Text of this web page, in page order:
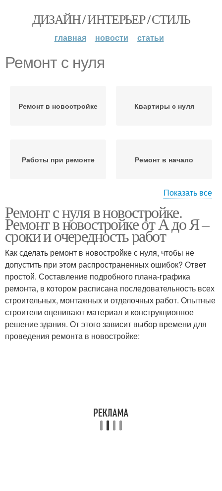
ДИЗАЙН / ИНТЕРЬЕР / СТИЛЬ
главная новости статьи
Ремонт с нуля
Ремонт в новостройке Квартиры с нуля
Работы при ремонте Ремонт в начало
Подходы к ремонту Быстрый ремонт
Косметический ремонт
Показать все
Ремонт с нуля в новостройке.
Ремонт в новостройке от А до Я –
сроки и очередность работ
Как сделать ремонт в новостройке с нуля, чтобы не
допустить при этом распространенных ошибок? Ответ
простой. Составление подробного плана-графика
ремонта, в котором расписана последовательность всех
строительных, монтажных и отделочных работ. Опытные
строители оценивают материал и конструкционное
решение здания. От этого зависит выбор времени для
проведения ремонта в новостройке: